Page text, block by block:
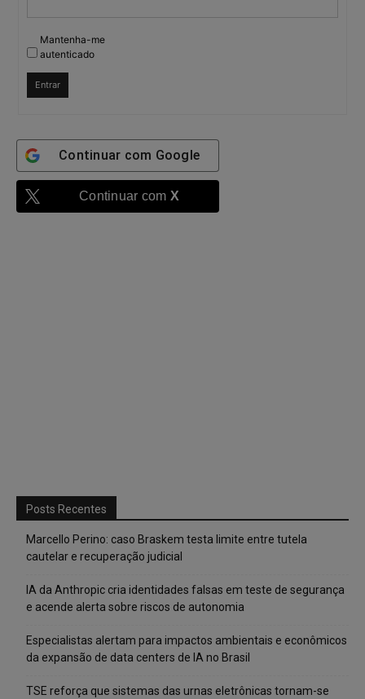
Mantenha-me
autenticado
Entrar
Continuar com Google
Continuar com X
Posts Recentes
Marcello Perino: caso Braskem testa limite entre tutela
cautelar e recuperação judicial
IA da Anthropic cria identidades falsas em teste de segurança
e acende alerta sobre riscos de autonomia
Especialistas alertam para impactos ambientais e econômicos
da expansão de data centers de IA no Brasil
TSE reforça que sistemas das urnas eletrônicas tornam-se